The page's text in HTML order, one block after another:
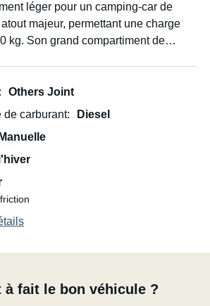
léger pour un camping-car de
majeur, permettant une charge
kg. Son grand compartiment de
l'utilise également pour le ski, ce qui
utilisation hivernale avec quelques
moins l'une d'elles est pleine et doit
Others Joint
de carburant
Diesel
Manuelle
à fait le bon véhicule ?